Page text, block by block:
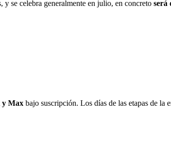
y se celebra generalmente en julio, en concreto será
y Max bajo suscripción. Los días de las etapas de la